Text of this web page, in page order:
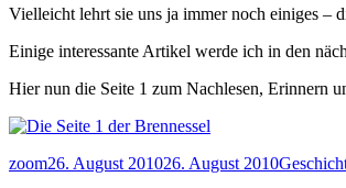
Vielleicht lehrt sie uns ja immer noch einiges –
Einige interessante Artikel werde ich in den
Hier nun die Seite 1 zum Nachlesen, Erinnern
Autor
zoomVeröffentlicht
26. August 201026. August 2010